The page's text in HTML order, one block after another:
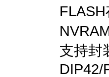
支持封
DIP42/